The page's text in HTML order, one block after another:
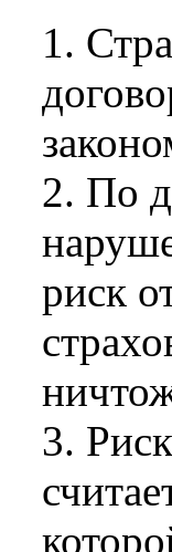
1.
2. По
риск
3.